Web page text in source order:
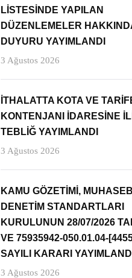
LİSTESİNDE YAPILAN
DÜZENLEMELER
DUYURU YAYIMLANDI
3 Ağustos 2026
İTHALATTA KOTA VE
KONTENJANI İDARESİNE
TEBLİĞ YAYIMLANDI
3 Ağustos 2026
KAMU GÖZETİMİ,
DENETİM STANDARTLARI
KURULUNUN 28/07/2026
VE 75935942-050.01.04-
SAYILI KARARI YAYIMLANDI
3 Ağustos 2026